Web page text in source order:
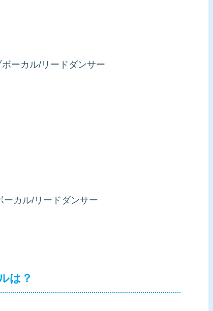
ーカル/リードダンサー
ーカル/リードダンサー
は？